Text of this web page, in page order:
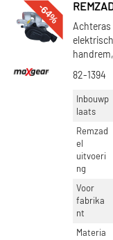
-64%
Achteras
82-1394
Inbouwp
laats
Remzad
el
uitvoeri
ng
Voor
fabrika
nt
Materia